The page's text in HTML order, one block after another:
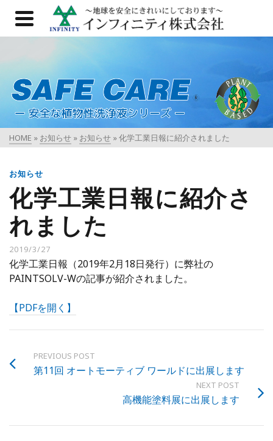
HOME » お知らせ » お知らせ »化学工業日報に紹介されました
お知らせ
化学工業日報に紹介さ
れました
2019/3/27
化学工業日報（2019年2月18日発行）に弊社の
PAINTSOLV-Wの記事が紹介されました。
【PDFを開く】
PREVIOUS POST
第11回 オートモーティブ ワールドに出展します
NEXT POST
高機能塗料展に出展します